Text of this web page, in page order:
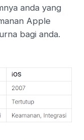
anda yang
Apple
bagi anda.